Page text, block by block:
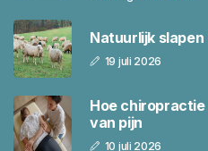
Natuurlijk
19 juli 2026
Hoe
van pijn
10 juli 2026